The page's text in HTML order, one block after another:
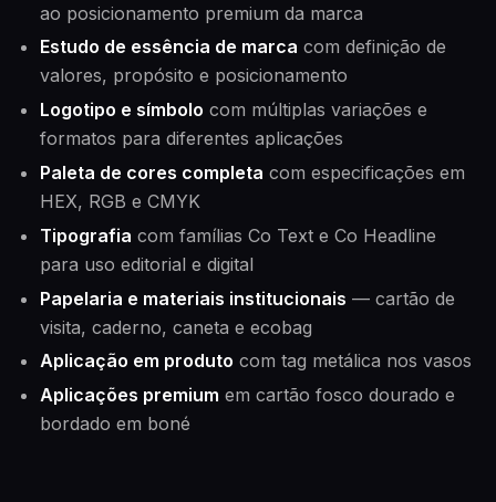
ao posicionamento premium da marca
Estudo de essência de marca com definição de
valores, propósito e posicionamento
Logotipo e símbolo com múltiplas variações e
formatos para diferentes aplicações
Paleta de cores completa com especificações em
HEX, RGB e CMYK
Tipografia com famílias Co Text e Co Headline
para uso editorial e digital
Papelaria e materiais institucionais — cartão de
visita, caderno, caneta e ecobag
Aplicação em produto com tag metálica nos vasos
Aplicações premium em cartão fosco dourado e
bordado em boné